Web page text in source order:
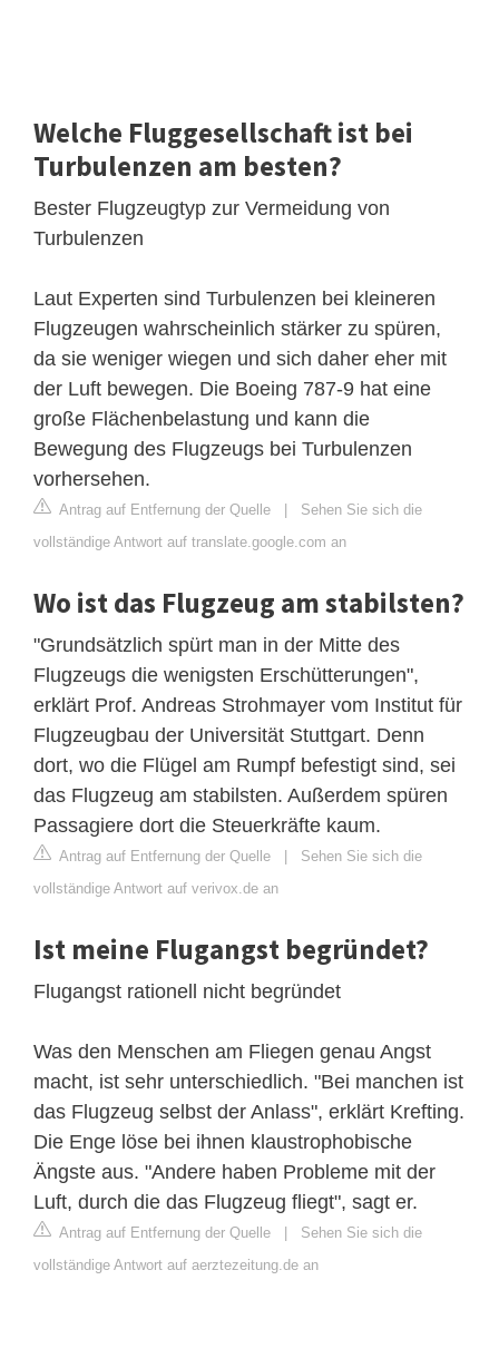
Welche Fluggesellschaft ist bei
Turbulenzen am besten?
Bester Flugzeugtyp zur Vermeidung von
Turbulenzen
Laut Experten sind Turbulenzen bei kleineren
Flugzeugen wahrscheinlich stärker zu spüren,
da sie weniger wiegen und sich daher eher mit
der Luft bewegen. Die Boeing 787-9 hat eine
große Flächenbelastung und kann die
Bewegung des Flugzeugs bei Turbulenzen
vorhersehen.
Antrag auf Entfernung der Quelle | Sehen Sie sich die
vollständige Antwort auf translate.google.com an
Wo ist das Flugzeug am stabilsten?
"Grundsätzlich spürt man in der Mitte des
Flugzeugs die wenigsten Erschütterungen",
erklärt Prof. Andreas Strohmayer vom Institut für
Flugzeugbau der Universität Stuttgart. Denn
dort, wo die Flügel am Rumpf befestigt sind, sei
das Flugzeug am stabilsten. Außerdem spüren
Passagiere dort die Steuerkräfte kaum.
Antrag auf Entfernung der Quelle | Sehen Sie sich die
vollständige Antwort auf verivox.de an
Ist meine Flugangst begründet?
Flugangst rationell nicht begründet
Was den Menschen am Fliegen genau Angst
macht, ist sehr unterschiedlich. "Bei manchen ist
das Flugzeug selbst der Anlass", erklärt Krefting.
Die Enge löse bei ihnen klaustrophobische
Ängste aus. "Andere haben Probleme mit der
Luft, durch die das Flugzeug fliegt", sagt er.
Antrag auf Entfernung der Quelle | Sehen Sie sich die
vollständige Antwort auf aerztezeitung.de an